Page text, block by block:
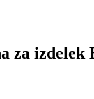
za izdelek